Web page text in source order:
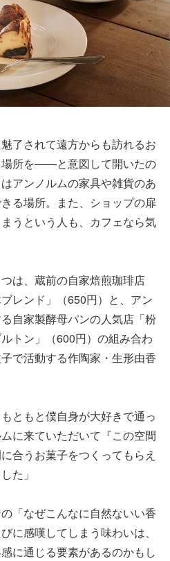
了されて遠方からも訪れるお
場所を――と意図して開いたの
アンノルムの家具や雑貨のあ
る場所。また、ショップの扉
うという人も、カフェなら気
は、蔵前の自家焙煎珈琲店
レンド」（650円）と、アン
自家製酵母パンの人気店「粉
トン」（600円）の組み合わ
で活動する作陶家・生形由香
ともと僕自身が大好きで通っ
に来ていただいて『この空間
合うお菓子をつくってもらえ
た」
「なぜこんなに自然ないい香
に感嘆してしまう味わいは、
に通じる要素があるのかもし